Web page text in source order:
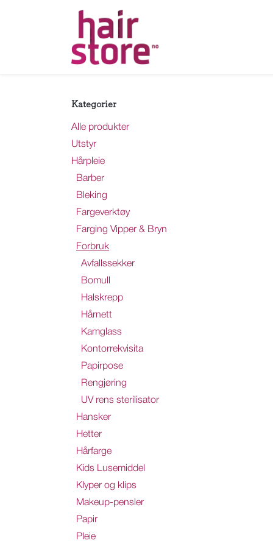
Kategorier
Alle produkter
Utstyr
Hårpleie
Barber
Bleking
Fargeverktøy
Farging Vipper & Bryn
Forbruk
Avfallssekker
Bomull
Halskrepp
Hårnett
Kamglass
Kontorrekvisita
Papirpose
Rengjøring
UV rens sterilisator
Hansker
Hetter
Hårfarge
Kids Lusemiddel
Klyper og klips
Makeup-pensler
Papir
Pleie